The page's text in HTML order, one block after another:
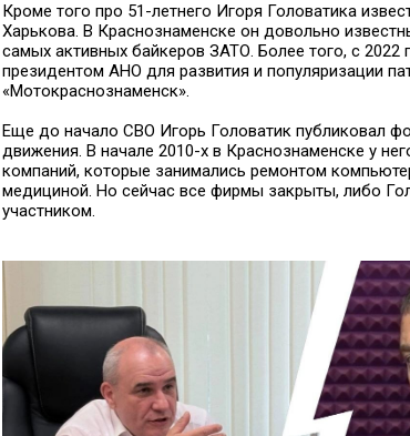
Кроме того про 51-летнего Игоря Головатика
Харькова. В Краснознаменске он довольно
самых активных байкеров ЗАТО. Более того, с 2022
президентом АНО для развития и популяризации
«Мотокраснознаменск».
Еще до начало СВО Игорь Головатик публиковал
движения. В начале 2010-х в Краснознаменске у
компаний, которые занимались ремонтом
медициной. Но сейчас все фирмы закрыты, либо
участником.